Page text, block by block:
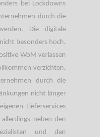
bei Lockdowns
durch die
Die digitale
besonders hoch.
WoM verlassen
verzichten.
durch die
nicht länger
Lieferservices
neben den
und den